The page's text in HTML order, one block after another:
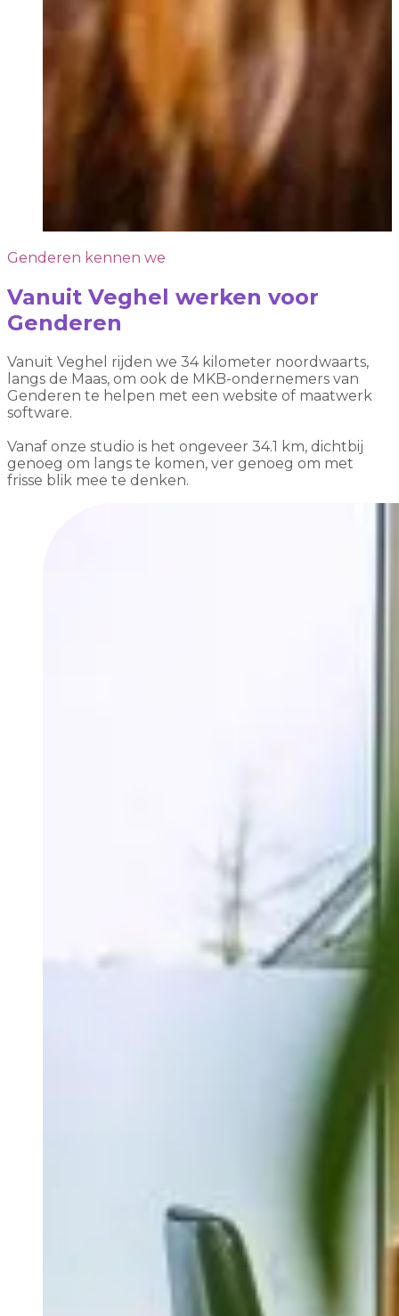
Genderen kennen we
Vanuit Veghel werken voor
Genderen
Vanuit Veghel rijden we 34 kilometer noordwaarts,
langs de Maas, om ook de MKB-ondernemers van
Genderen te helpen met een website of maatwerk
software.
Vanaf onze studio is het ongeveer 34.1 km, dichtbij
genoeg om langs te komen, ver genoeg om met
frisse blik mee te denken.